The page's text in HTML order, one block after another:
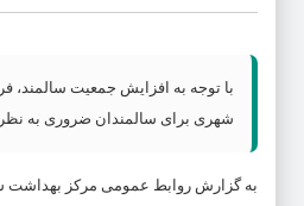
با توجه به افزایش جمعیت سالمند،
شهری برای سالمندان ضروری به
به گزارش روابط عمومی مرکز بهداشت